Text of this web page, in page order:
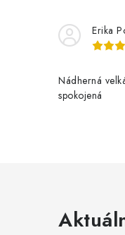
Erika
Nádherná
spokojená